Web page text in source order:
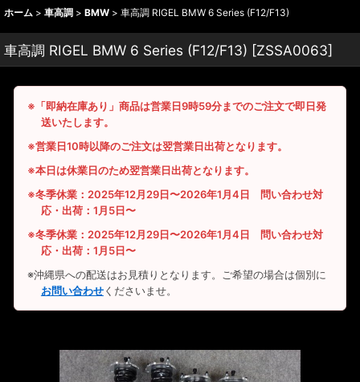
ホーム > 車高調 > BMW > 車高調 RIGEL BMW 6 Series (F12/F13)
車高調 RIGEL BMW 6 Series (F12/F13) [ZSSA0063]
※「即納在庫あり」商品は営業日9時59分までのご注文で即日発
送いたします。
※営業日10時以降のご注文は翌営業日出荷となります。
※本日は休業日のため翌営業日出荷となります。
※冬季休業：2025年12月29日〜2026年1月4日 問い合わせ対
応・出荷：1月5日〜
※冬季休業：2025年12月29日〜2026年1月4日 問い合わせ対
応・出荷：1月5日〜
※沖縄県への配送はお見積りとなります。ご希望の場合は個別に
お問い合わせくださいませ。